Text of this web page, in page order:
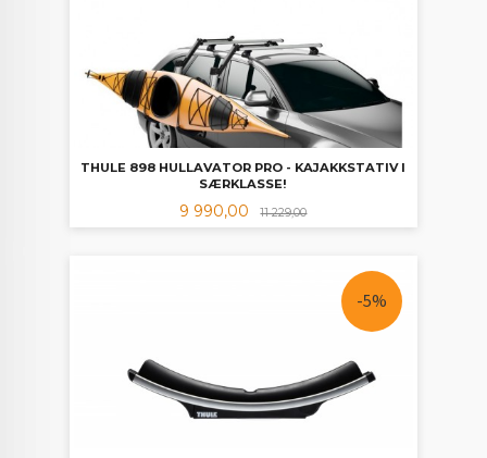
THULE 898 HULLAVATOR PRO - KAJAKKSTATIV I
SÆRKLASSE!
Tilbud
9 990,00 11 229,00Rabatt
-5%